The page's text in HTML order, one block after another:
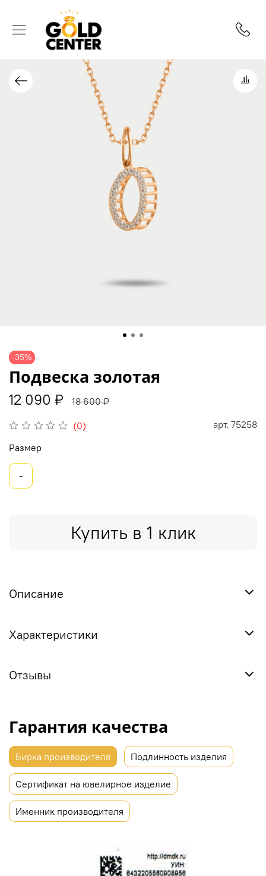
-35%
(0) арт. 75258
Подвеска золотая
12 090 ₽ 18 600 ₽
Купить в 1 клик
Размер
-
Описание
Характеристики
Отзывы
Гарантия качества
Бирка производителя Подлинность изделия
Сертификат на ювелирное изделие
Именник производителя